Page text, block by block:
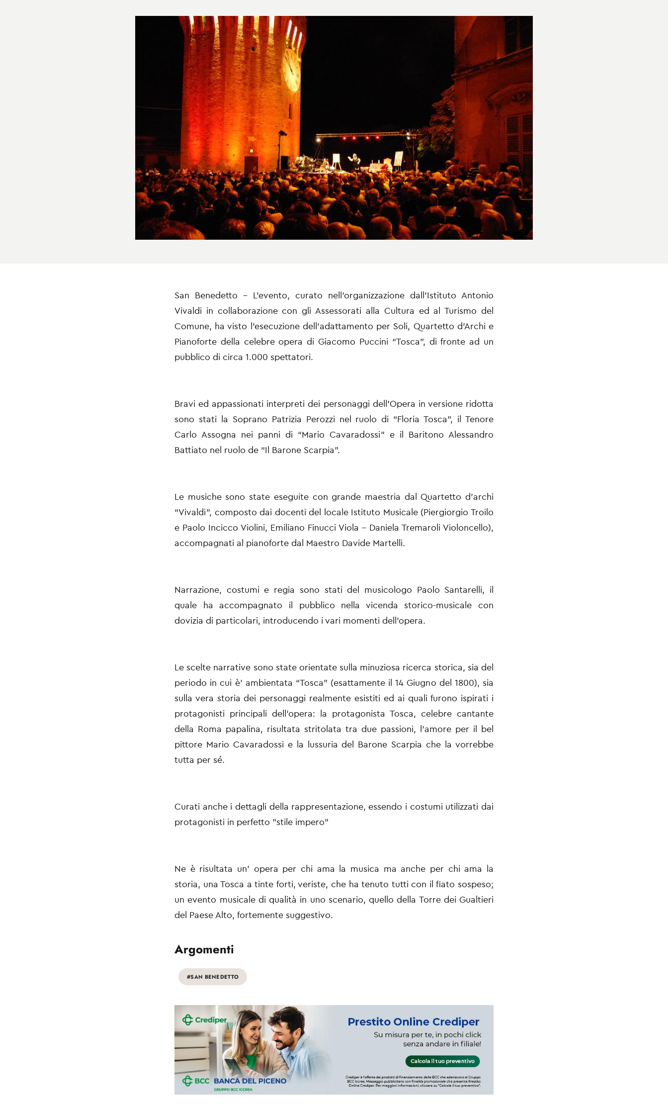
San Benedetto - L’evento, curato nell’organizzazione dall’Istituto Antonio
Vivaldi in collaborazione con gli Assessorati alla Cultura ed al Turismo del
Comune, ha visto l’esecuzione dell’adattamento per Soli, Quartetto d’Archi e
Pianoforte della celebre opera di Giacomo Puccini “Tosca”, di fronte ad un
pubblico di circa 1.000 spettatori.
Bravi ed appassionati interpreti dei personaggi dell’Opera in versione ridotta
sono stati la Soprano Patrizia Perozzi nel ruolo di “Floria Tosca”, il Tenore
Carlo Assogna nei panni di “Mario Cavaradossi” e il Baritono Alessandro
Battiato nel ruolo de “Il Barone Scarpia”.
Le musiche sono state eseguite con grande maestria dal Quartetto d’archi
“Vivaldi”, composto dai docenti del locale Istituto Musicale (Piergiorgio Troilo
e Paolo Incicco Violini, Emiliano Finucci Viola – Daniela Tremaroli Violoncello),
accompagnati al pianoforte dal Maestro Davide Martelli.
Narrazione, costumi e regia sono stati del musicologo Paolo Santarelli, il
quale ha accompagnato il pubblico nella vicenda storico-musicale con
dovizia di particolari, introducendo i vari momenti dell'opera.
Le scelte narrative sono state orientate sulla minuziosa ricerca storica, sia del
periodo in cui è’ ambientata “Tosca” (esattamente il 14 Giugno del 1800), sia
sulla vera storia dei personaggi realmente esistiti ed ai quali furono ispirati i
protagonisti principali dell’opera: la protagonista Tosca, celebre cantante
della Roma papalina, risultata stritolata tra due passioni, l’amore per il bel
pittore Mario Cavaradossi e la lussuria del Barone Scarpia che la vorrebbe
tutta per sé.
Curati anche i dettagli della rappresentazione, essendo i costumi utilizzati dai
protagonisti in perfetto "stile impero”
Ne è risultata un’ opera per chi ama la musica ma anche per chi ama la
storia, una Tosca a tinte forti, veriste, che ha tenuto tutti con il fiato sospeso;
un evento musicale di qualità in uno scenario, quello della Torre dei Gualtieri
del Paese Alto, fortemente suggestivo.
Argomenti
#SAN BENEDETTO